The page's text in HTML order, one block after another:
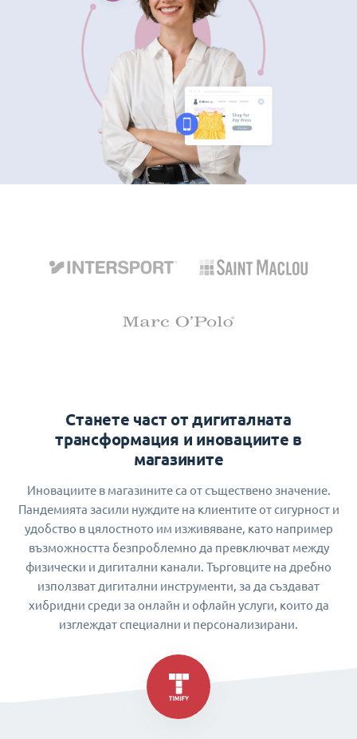
Станете част от дигиталната
трансформация и иновациите в
магазините
Иновациите в магазините са от съществено значение.
Пандемията засили нуждите на клиентите от сигурност и
удобство в цялостното им изживяване, като например
възможността безпроблемно да превключват между
физически и дигитални канали. Търговците на дребно
използват дигитални инструменти, за да създават
хибридни среди за онлайн и офлайн услуги, които да
изглеждат специални и персонализирани.